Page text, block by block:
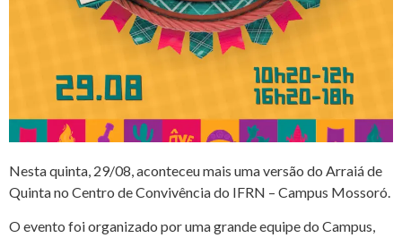
Nesta quinta, 29/08, aconteceu mais uma versão do Arraiá de
Quinta no Centro de Convivência do IFRN – Campus Mossoró.
O evento foi organizado por uma grande equipe do Campus,